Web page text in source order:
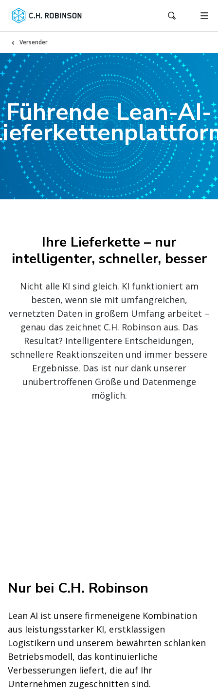
Versender
Führende Lean-AI-
Ihre Lieferkette – nur
intelligenter, schneller, besser
Nicht alle KI sind gleich. KI funktioniert am
besten, wenn sie mit umfangreichen,
vernetzten Daten in großem Umfang arbeitet –
genau das zeichnet C.H. Robinson aus. Das
Resultat? Intelligentere Entscheidungen,
schnellere Reaktionszeiten und immer bessere
Ergebnisse. Das ist nur dank unserer
unübertroffenen Größe und Datenmenge
möglich.
Nur bei C.H. Robinson
Lean AI ist unsere firmeneigene Kombination
aus leistungsstarker KI, erstklassigen
Logistikern und unserem bewährten schlanken
Betriebsmodell, das kontinuierliche
Verbesserungen liefert, die auf Ihr
Unternehmen zugeschnitten sind.